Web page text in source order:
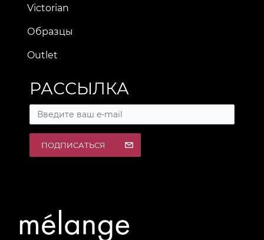
Victorian
Образцы
Outlet
РАССЫЛКА
ПОДПИСАТЬСЯ